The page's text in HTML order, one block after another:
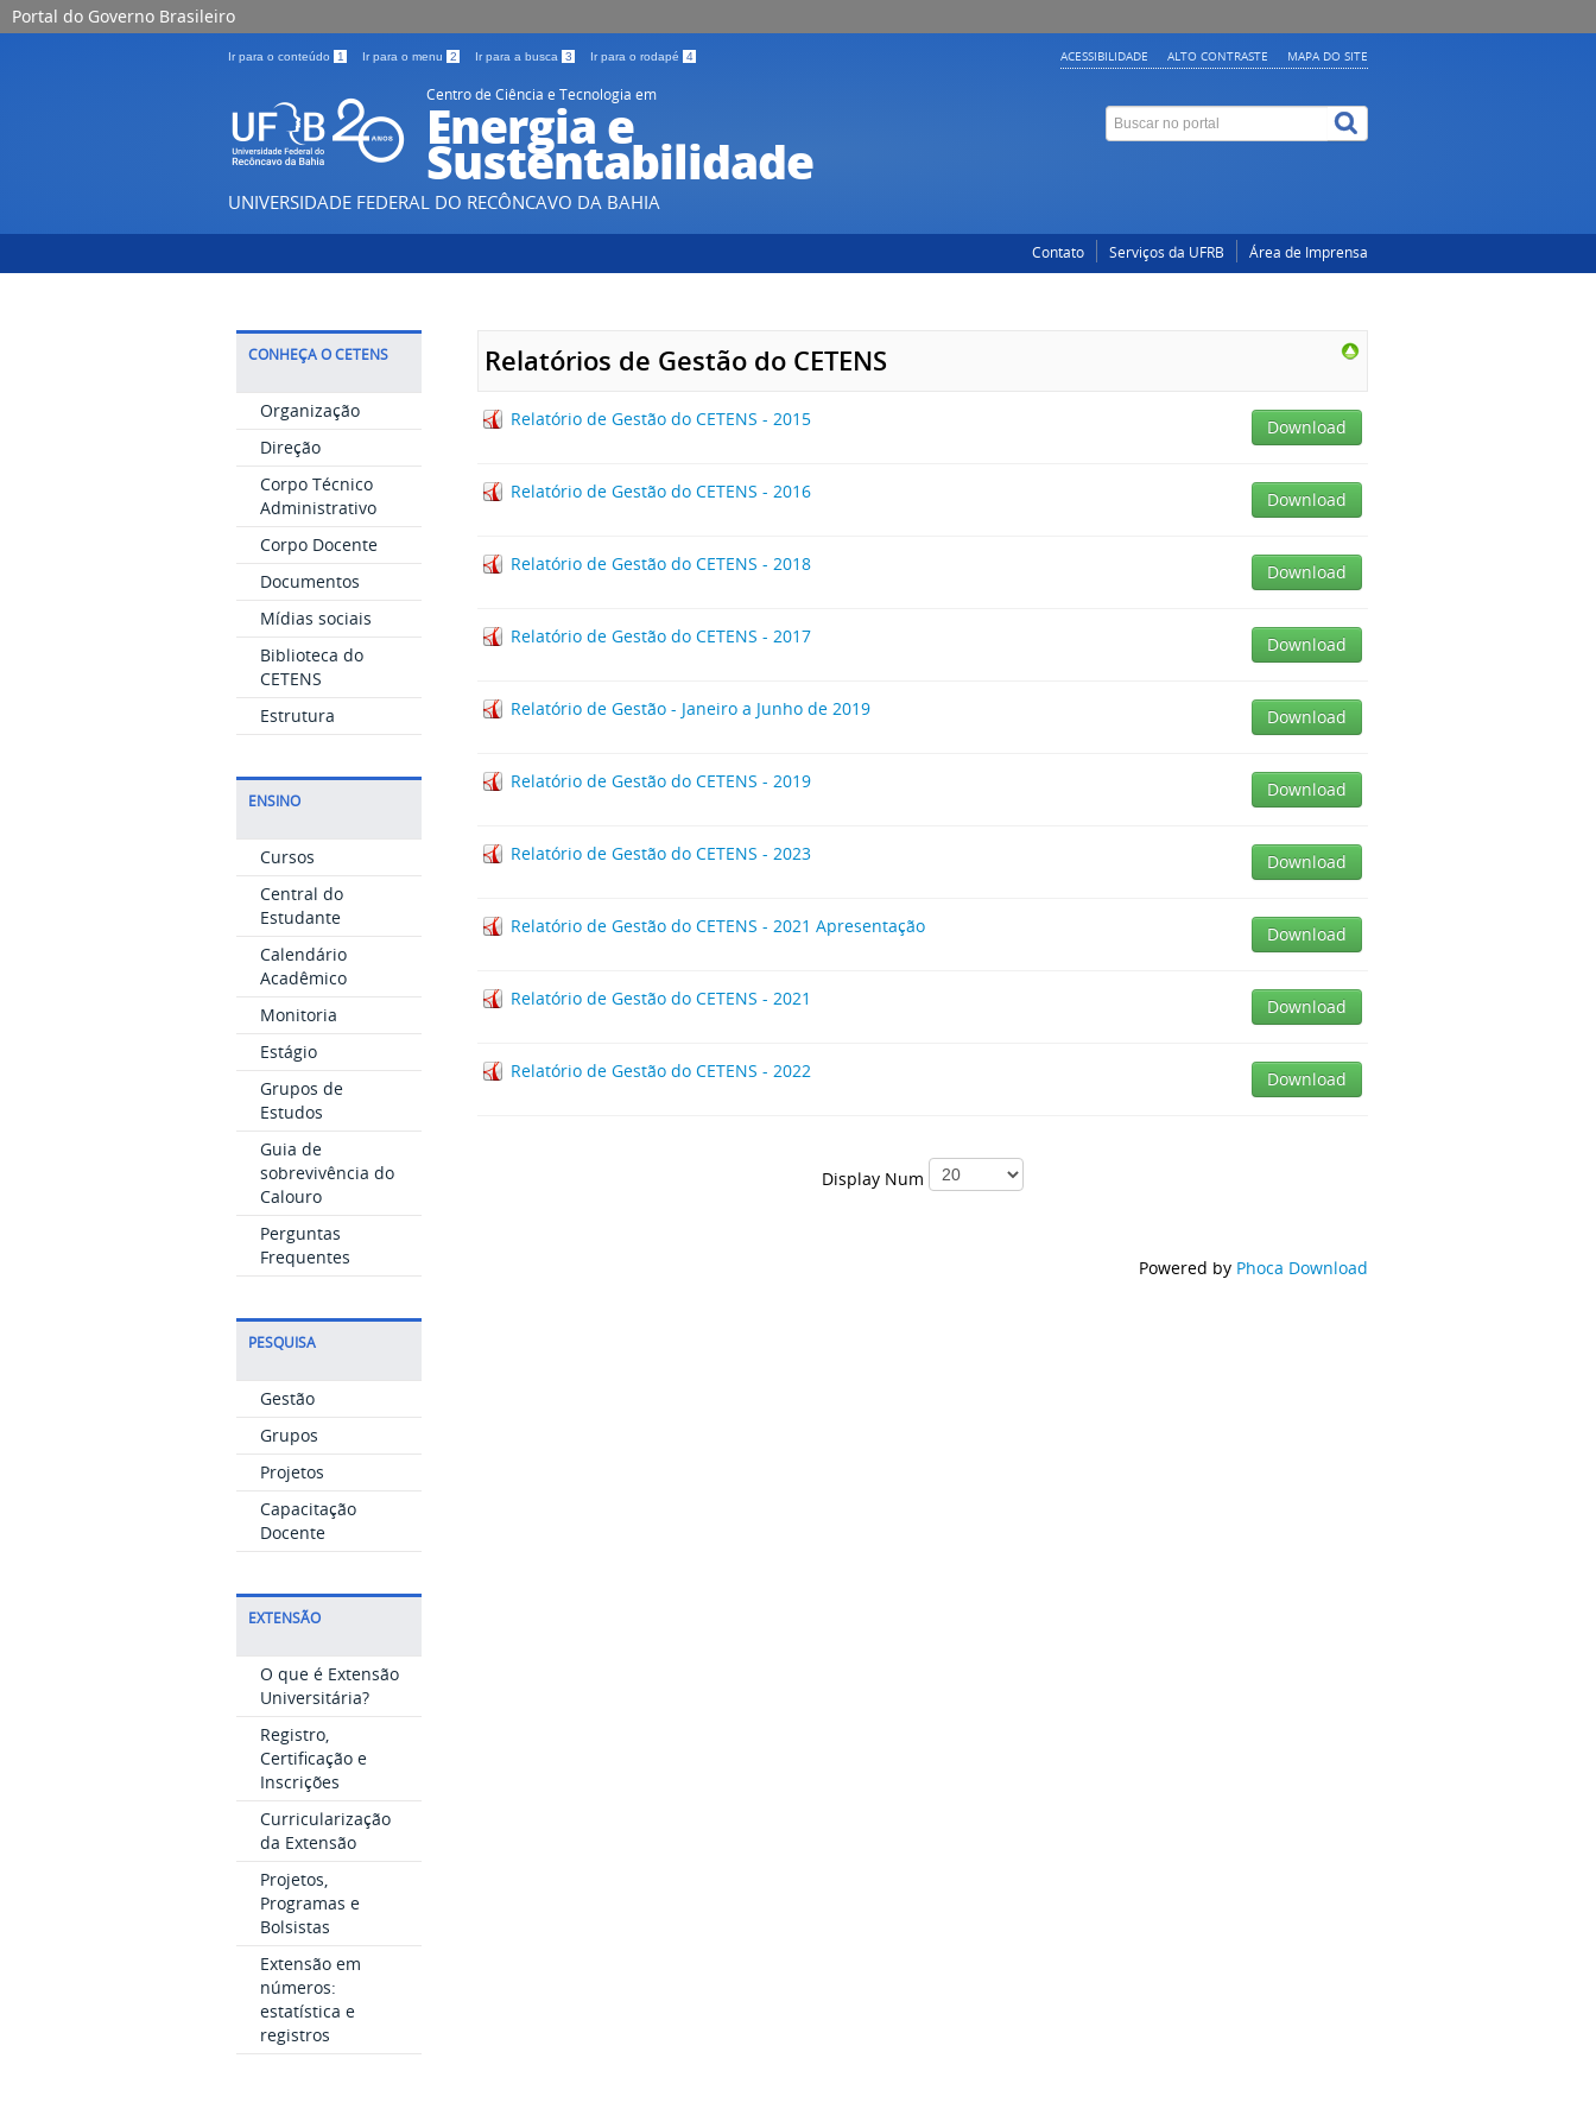
Portal do Governo Brasileiro
Ir para o conteúdo 1 Ir para o menu 2 Ir para a busca 3 Ir para o rodapé 4 ACESSIBILIDADE ALTO CONTRASTE MAPA DO SITE
Centro de Ciência e Tecnologia em
Energia e
Sustentabilidade
UNIVERSIDADE FEDERAL DO RECÔNCAVO DA BAHIA
Contato Serviços da UFRB Área de Imprensa
CONHEÇA O CETENS
Organização
Direção
Corpo Técnico
Administrativo
Corpo Docente
Documentos
Mídias sociais
Biblioteca do
CETENS
Estrutura
ENSINO
Cursos
Central do
Estudante
Calendário
Acadêmico
Monitoria
Estágio
Grupos de
Estudos
Guia de
sobrevivência do
Calouro
Perguntas
Frequentes
PESQUISA
Gestão
Grupos
Projetos
Capacitação
Docente
EXTENSÃO
O que é Extensão
Universitária?
Registro,
Certificação e
Inscrições
Curricularização
da Extensão
Projetos,
Programas e
Bolsistas
Extensão em
números:
estatística e
registros
Relatórios de Gestão do CETENS
Relatório de Gestão do CETENS - 2015 Download
Relatório de Gestão do CETENS - 2016 Download
Relatório de Gestão do CETENS - 2018 Download
Relatório de Gestão do CETENS - 2017 Download
Relatório de Gestão - Janeiro a Junho de 2019 Download
Relatório de Gestão do CETENS - 2019 Download
Relatório de Gestão do CETENS - 2023 Download
Relatório de Gestão do CETENS - 2021 Apresentação Download
Relatório de Gestão do CETENS - 2021 Download
Relatório de Gestão do CETENS - 2022 Download
Display Num
Powered by Phoca Download